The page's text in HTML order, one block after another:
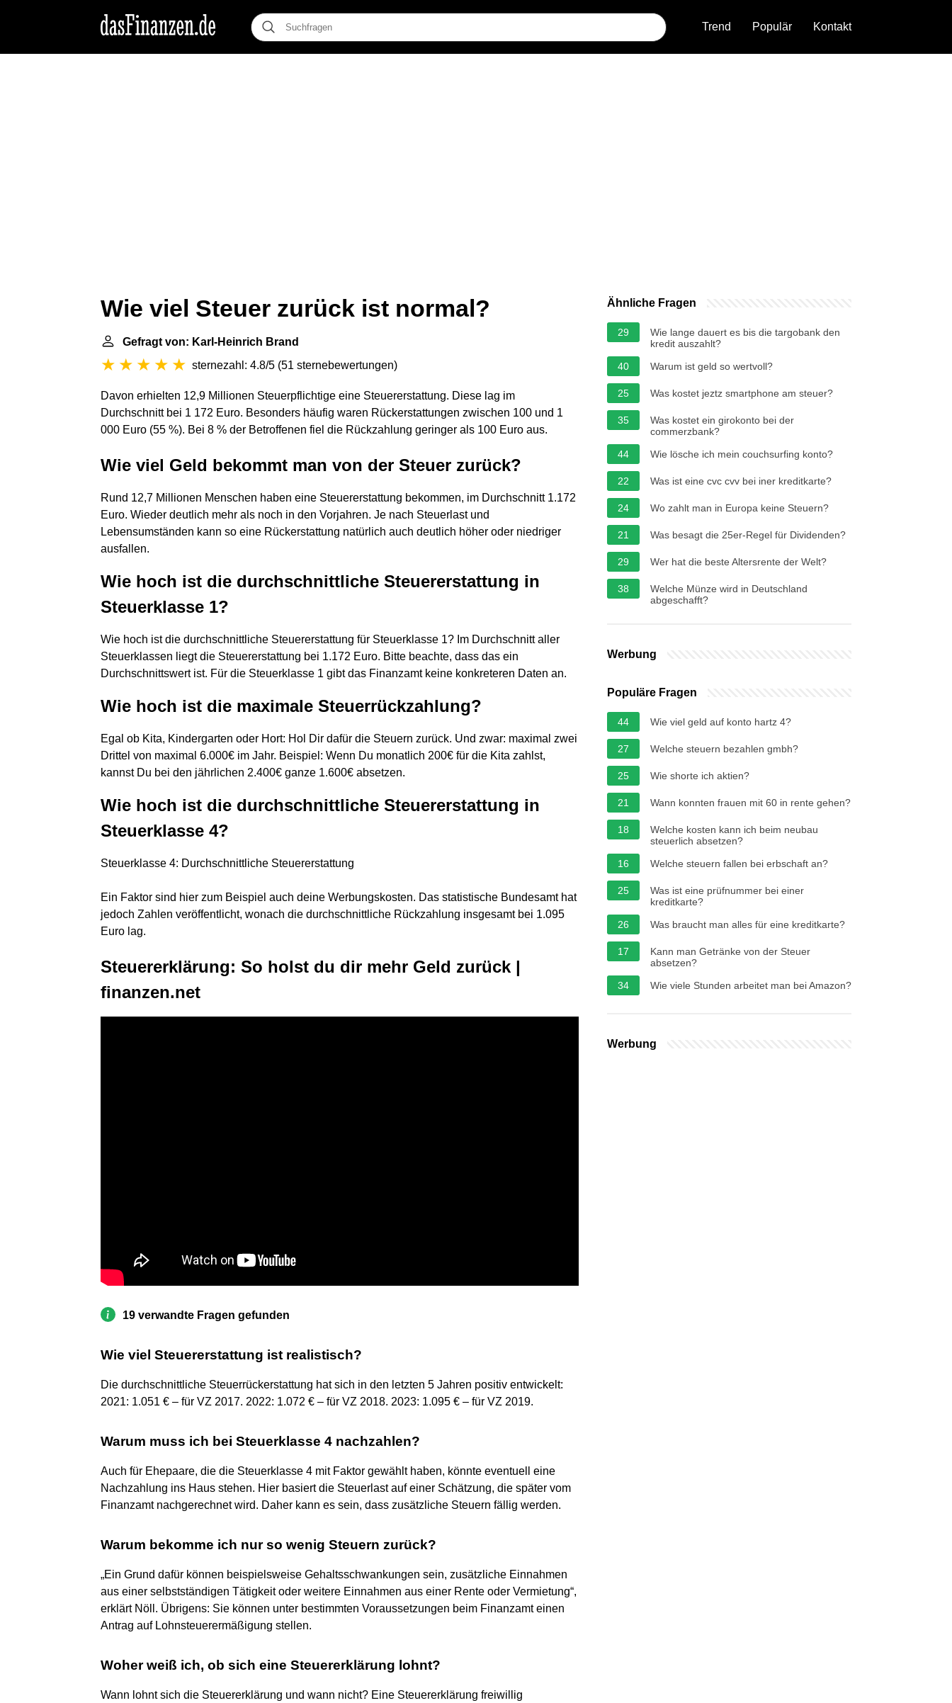
Trend Populär Kontakt
Wie viel Steuer zurück ist normal?
Gefragt von: Karl-Heinrich Brand
sternezahl: 4.8/5 (51 sternebewertungen)
Davon erhielten 12,9 Millionen Steuerpflichtige eine Steuererstattung. Diese lag im
Durchschnitt bei 1 172 Euro. Besonders häufig waren Rückerstattungen zwischen 100 und 1
000 Euro (55 %). Bei 8 % der Betroffenen fiel die Rückzahlung geringer als 100 Euro aus.
Wie viel Geld bekommt man von der Steuer zurück?
Rund 12,7 Millionen Menschen haben eine Steuererstattung bekommen, im Durchschnitt 1.172
Euro. Wieder deutlich mehr als noch in den Vorjahren. Je nach Steuerlast und
Lebensumständen kann so eine Rückerstattung natürlich auch deutlich höher oder niedriger
ausfallen.
Wie hoch ist die durchschnittliche Steuererstattung in
Steuerklasse 1?
Wie hoch ist die durchschnittliche Steuererstattung für Steuerklasse 1? Im Durchschnitt aller
Steuerklassen liegt die Steuererstattung bei 1.172 Euro. Bitte beachte, dass das ein
Durchschnittswert ist. Für die Steuerklasse 1 gibt das Finanzamt keine konkreteren Daten an.
Wie hoch ist die maximale Steuerrückzahlung?
Egal ob Kita, Kindergarten oder Hort: Hol Dir dafür die Steuern zurück. Und zwar: maximal zwei
Drittel von maximal 6.000€ im Jahr. Beispiel: Wenn Du monatlich 200€ für die Kita zahlst,
kannst Du bei den jährlichen 2.400€ ganze 1.600€ absetzen.
Wie hoch ist die durchschnittliche Steuererstattung in
Steuerklasse 4?
Steuerklasse 4: Durchschnittliche Steuererstattung
Ein Faktor sind hier zum Beispiel auch deine Werbungskosten. Das statistische Bundesamt hat
jedoch Zahlen veröffentlicht, wonach die durchschnittliche Rückzahlung insgesamt bei 1.095
Euro lag.
Steuererklärung: So holst du dir mehr Geld zurück |
finanzen.net
19 verwandte Fragen gefunden
Wie viel Steuererstattung ist realistisch?
Die durchschnittliche Steuerrückerstattung hat sich in den letzten 5 Jahren positiv entwickelt:
2021: 1.051 € – für VZ 2017. 2022: 1.072 € – für VZ 2018. 2023: 1.095 € – für VZ 2019.
Warum muss ich bei Steuerklasse 4 nachzahlen?
Auch für Ehepaare, die die Steuerklasse 4 mit Faktor gewählt haben, könnte eventuell eine
Nachzahlung ins Haus stehen. Hier basiert die Steuerlast auf einer Schätzung, die später vom
Finanzamt nachgerechnet wird. Daher kann es sein, dass zusätzliche Steuern fällig werden.
Warum bekomme ich nur so wenig Steuern zurück?
„Ein Grund dafür können beispielsweise Gehaltsschwankungen sein, zusätzliche Einnahmen
aus einer selbstständigen Tätigkeit oder weitere Einnahmen aus einer Rente oder Vermietung“,
erklärt Nöll. Übrigens: Sie können unter bestimmten Voraussetzungen beim Finanzamt einen
Antrag auf Lohnsteuerermäßigung stellen.
Woher weiß ich, ob sich eine Steuererklärung lohnt?
Wann lohnt sich die Steuererklärung und wann nicht? Eine Steuererklärung freiwillig
Ähnliche Fragen
29
Wie lange dauert es bis die targobank den
kredit auszahlt?
40
Warum ist geld so wertvoll?
25 Was kostet jeztz smartphone am steuer?
35
Was kostet ein girokonto bei der
commerzbank?
44
Wie lösche ich mein couchsurfing konto?
22 Was ist eine cvc cvv bei iner kreditkarte?
24 Wo zahlt man in Europa keine Steuern?
21 Was besagt die 25er-Regel für Dividenden?
29 Wer hat die beste Altersrente der Welt?
38
Welche Münze wird in Deutschland
abgeschafft?
Werbung
Populäre Fragen
44 Wie viel geld auf konto hartz 4?
27 Welche steuern bezahlen gmbh?
25 Wie shorte ich aktien?
21 Wann konnten frauen mit 60 in rente gehen?
18
Welche kosten kann ich beim neubau
steuerlich absetzen?
16
Welche steuern fallen bei erbschaft an?
25
Was ist eine prüfnummer bei einer
kreditkarte?
26
Was braucht man alles für eine kreditkarte?
17
Kann man Getränke von der Steuer
absetzen?
34
Wie viele Stunden arbeitet man bei Amazon?
Werbung